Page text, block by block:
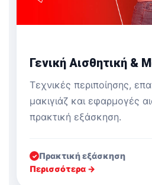
Γενική Αισθητική &
Τεχνικές περιποίησης,
μακιγιάζ και εφαρμογές
πρακτική εξάσκηση.
✓ Πρακτική εξάσκηση
Περισσότερα →